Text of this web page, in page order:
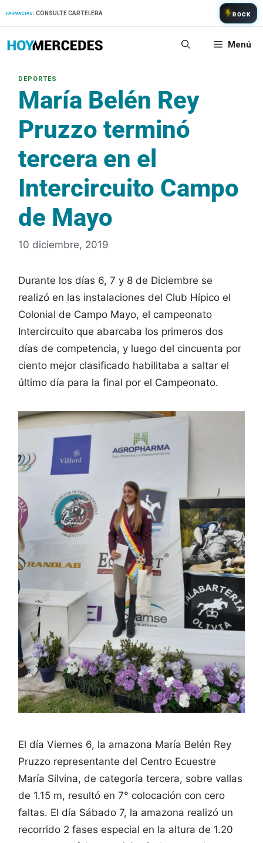
FARMACIAS: CONSULTE CARTELERA ROCK
Menú
María Belén Rey
Pruzzo terminó
tercera en el
Intercircuito Campo
de Mayo
10 diciembre, 2019
Durante los días 6, 7 y 8 de Diciembre se
realizó en las instalaciones del Club Hípico el
Colonial de Campo Mayo, el campeonato
Intercircuito que abarcaba los primeros dos
días de competencia, y luego del cincuenta por
ciento mejor clasificado habilitaba a saltar el
último día para la final por el Campeonato.
El día Viernes 6, la amazona María Belén Rey
Pruzzo representante del Centro Ecuestre
María Silvina, de categoría tercera, sobre vallas
de 1.15 m, resultó en 7° colocación con cero
faltas. El día Sábado 7, la amazona realizó un
recorrido 2 fases especial en la altura de 1.20